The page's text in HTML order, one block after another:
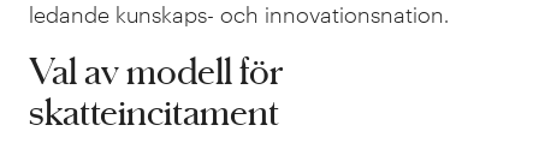
ledande kunskaps- och innovationsnation.
Val av modell för
skatteincitament